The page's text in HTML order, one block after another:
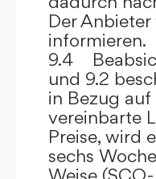
Der
informieren.
9.4
und 9.2
in Bezug
vereinbarte
Preise, wird
sechs
Weise